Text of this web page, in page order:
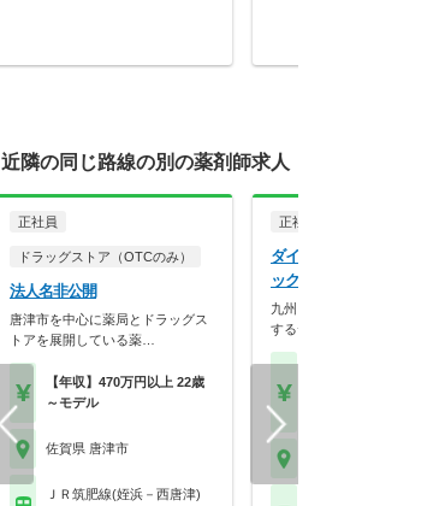
近隣の同じ路線の別の薬剤師求人
正社員
ドラッグストア（OTCのみ）
法人名非公開
唐津市を中心に薬局とドラッグス
トアを展開している薬…
【年収】470万円以上 22歳
～モデル
佐賀県 唐津市
ＪＲ筑肥線(姪浜－西唐津)
正社員
ダイレックス株式会社
ックス唐津店
九州～北陸地方に約300店舗
するディスカウント…